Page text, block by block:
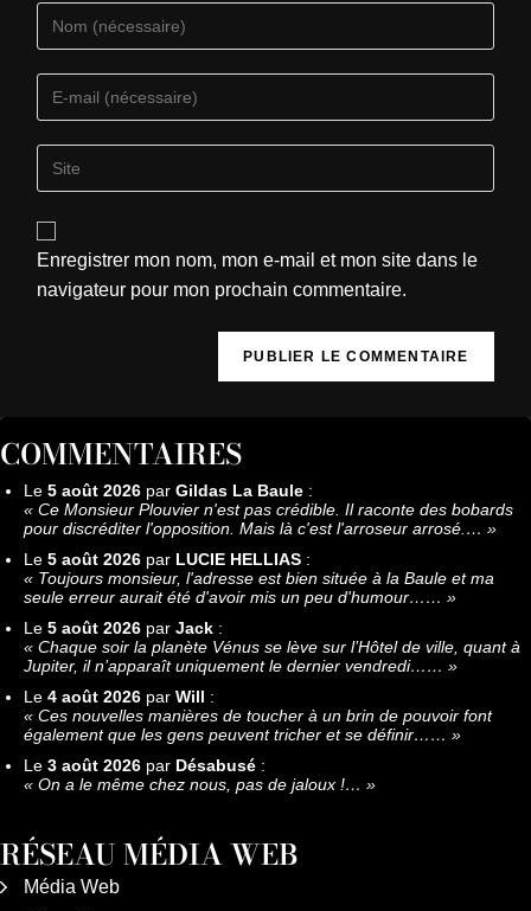
Enregistrer mon nom, mon e-mail et mon site dans le
navigateur pour mon prochain commentaire.
COMMENTAIRES
Le 5 août 2026 par Gildas La Baule :
« Ce Monsieur Plouvier n'est pas crédible. Il raconte des bobards
pour discréditer l'opposition. Mais là c'est l'arroseur arrosé.… »
Le 5 août 2026 par LUCIE HELLIAS :
« Toujours monsieur, l'adresse est bien située à la Baule et ma
seule erreur aurait été d'avoir mis un peu d'humour…… »
Le 5 août 2026 par Jack :
« Chaque soir la planète Vénus se lève sur l’Hôtel de ville, quant à
Jupiter, il n’apparaît uniquement le dernier vendredi…… »
Le 4 août 2026 par Will :
« Ces nouvelles manières de toucher à un brin de pouvoir font
également que les gens peuvent tricher et se définir…… »
Le 3 août 2026 par Désabusé :
« On a le même chez nous, pas de jaloux !… »
RÉSEAU MÉDIA WEB
Média Web